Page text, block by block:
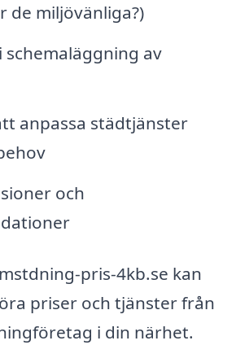
de miljövänliga?)
schemaläggning av
anpassa städtjänster
och
pris-4kb.se kan
priser och tjänster från
i din närhet.